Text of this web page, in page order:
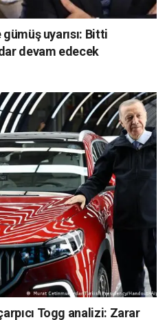
uyarısı: Bitti
devam edecek
Togg analizi: Zarar